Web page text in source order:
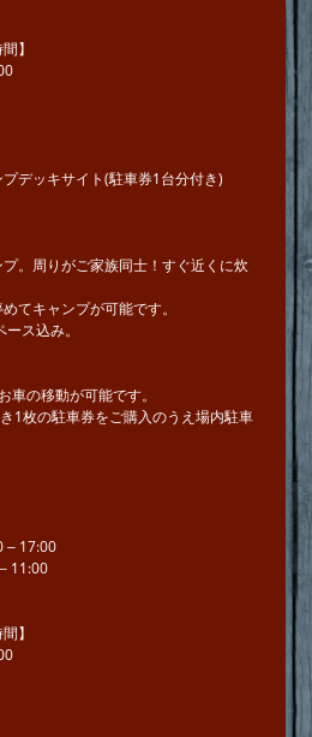
】
デッキサイト(駐車券1台分付き)
。周りがご家族同⼠！すぐ近くに炊
てキャンプが可能です。
ス込み。
⾞の移動が可能です。
1枚の駐⾞券をご購入のうえ場内駐⾞
‒ 17:00
11:00
】